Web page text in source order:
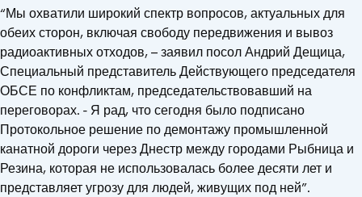
“Мы охватили широкий спектр вопросов, актуальных для
обеих сторон, включая свободу передвижения и вывоз
радиоактивных отходов, – заявил посол Андрий Дещица,
Специальный представитель Действующего председателя
ОБСЕ по конфликтам, председательствовавший на
переговорах. - Я рад, что сегодня было подписано
Протокольное решение по демонтажу промышленной
канатной дороги через Днестр между городами Рыбница и
Резина, которая не использовалась более десяти лет и
представляет угрозу для людей, живущих под ней”.